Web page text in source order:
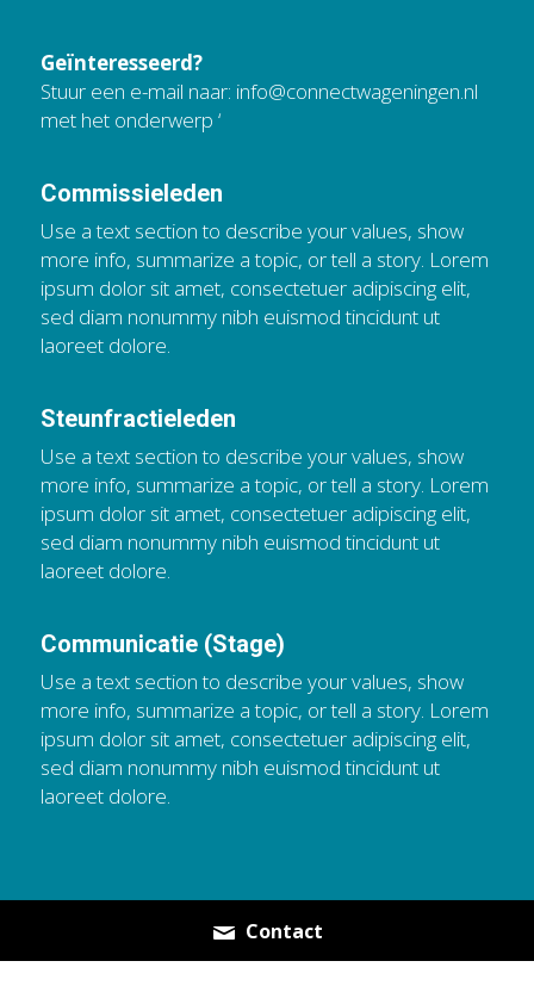
Geïnteresseerd?
Stuur een e-mail naar: info@connectwageningen.nl
met het onderwerp ‘
Commissieleden
Use a text section to describe your values, show
more info, summarize a topic, or tell a story. Lorem
ipsum dolor sit amet, consectetuer adipiscing elit,
sed diam nonummy nibh euismod tincidunt ut
laoreet dolore.
Steunfractieleden
Use a text section to describe your values, show
more info, summarize a topic, or tell a story. Lorem
ipsum dolor sit amet, consectetuer adipiscing elit,
sed diam nonummy nibh euismod tincidunt ut
laoreet dolore.
Communicatie (Stage)
Use a text section to describe your values, show
more info, summarize a topic, or tell a story. Lorem
ipsum dolor sit amet, consectetuer adipiscing elit,
sed diam nonummy nibh euismod tincidunt ut
laoreet dolore.
Contact